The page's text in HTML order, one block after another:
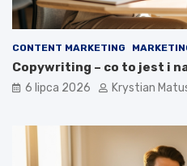
CONTENT MARKETING
Copywriting – co to jest i
6 lipca 2026 Krystian